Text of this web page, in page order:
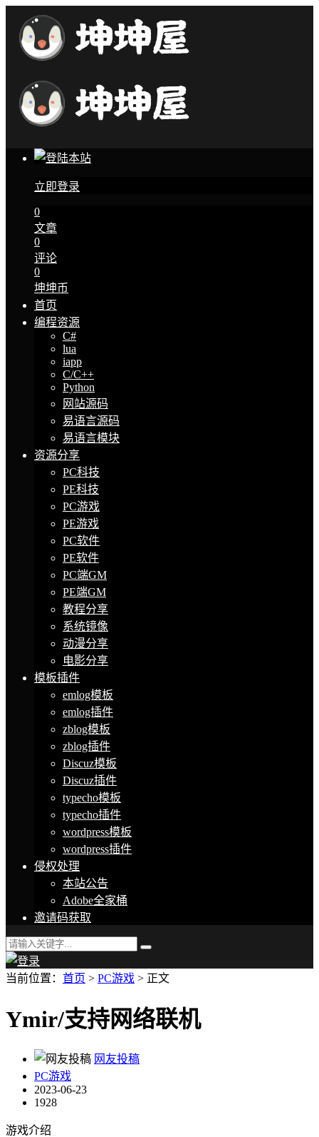
立即登录
0
文章
0
评论
0
坤坤币
首页
编程资源
C#
lua
iapp
C/C++
Python
网站源码
易语言源码
易语言模块
资源分享
PC科技
PE科技
PC游戏
PE游戏
PC软件
PE软件
PC端GM
PE端GM
教程分享
系统镜像
动漫分享
电影分享
模板插件
emlog模板
emlog插件
zblog模板
zblog插件
Discuz模板
Discuz插件
typecho模板
typecho插件
wordpress模板
wordpress插件
侵权处理
本站公告
Adobe全家桶
邀请码获取
当前位置： 首页 > PC游戏 > 正文
Ymir/支持网络联机
网友投稿
PC游戏
2023-06-23
1928
游戏介绍